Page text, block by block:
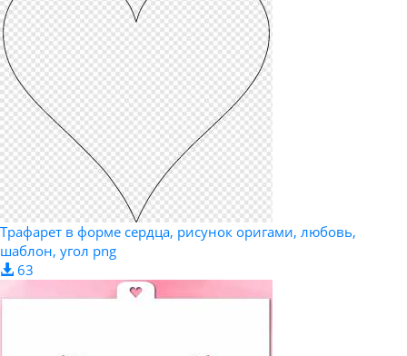
Трафарет в форме сердца, рисунок оригами, любовь,
шаблон, угол png
63